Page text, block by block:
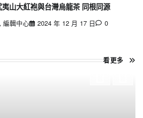
夷山大紅袍與台灣烏龍茶 同根同源
編輯中心 2024 年 12 月 17 日 0
看更多